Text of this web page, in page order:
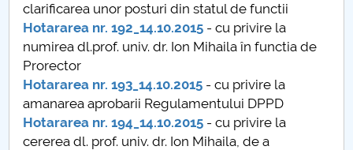
Români de pretutindeni - ADMITERE
Sénat universitaire
Facultés
STUDENTI CUP
clarificarea unor posturi din statul de functii
Hotararea nr. 192_14.10.2015 - cu privire la
numirea dl.prof. univ. dr. Ion Mihaila în functia de
Prorector
Hotararea nr. 193_14.10.2015 - cu privire la
amanarea aprobarii Regulamentului DPPD
Hotararea nr. 194_14.10.2015 - cu privire la
cererea dl. prof. univ. dr. Ion Mihaila, de a